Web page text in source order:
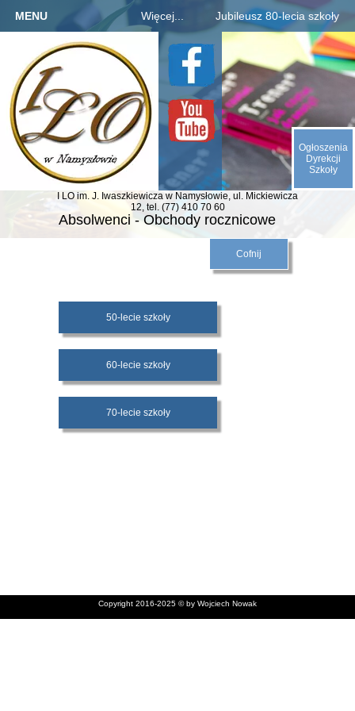
Absolwenci - Obchody rocznicowe
Cofnij
50-lecie szkoły
60-lecie szkoły
70-lecie szkoły
MENU
Strona główna
O nas
Galeria
Kontakt
Więcej...
Szkoła
Kandydaci
Uczniowie
Rodzice
E-SZKOŁA
Jubileusz 80-lecia szkoły
Informacje o jubileuszu
Rejestracja absolwentów
Płatności za zjazd, bal
Fotogaleria archiwaliów
Kalendarium 1945-2025
Animacje (liczby, daty)
Odliczamy dni do zjazdu
Ogłoszenia
Dyrekcji
Szkoły
I LO im. J. Iwaszkiewicza w Namysłowie, ul. Mickiewicza
12, tel. (77) 410 70 60
Copyright 2016-2025 © by Wojciech Nowak